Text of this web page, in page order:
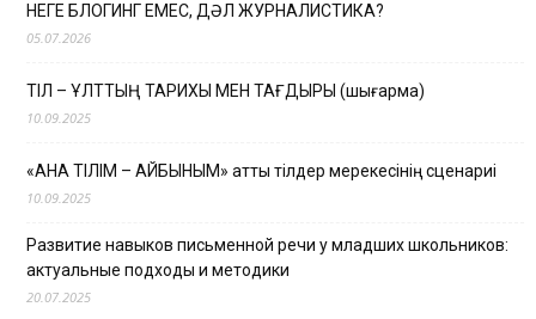
НЕГЕ БЛОГИНГ ЕМЕС, ДӘЛ ЖУРНАЛИСТИКА?
05.07.2026
ТІЛ – ҰЛТТЫҢ ТАРИХЫ МЕН ТАҒДЫРЫ (шығарма)
10.09.2025
«АНА ТІЛІМ – АЙБЫНЫМ» атты тілдер мерекесінің сценариі
10.09.2025
Развитие навыков письменной речи у младших школьников:
актуальные подходы и методики
20.07.2025